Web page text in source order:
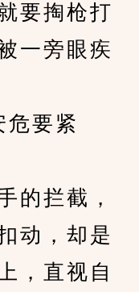
要掏枪打
一旁眼疾
要紧
拦截，
动，却是
，直视自